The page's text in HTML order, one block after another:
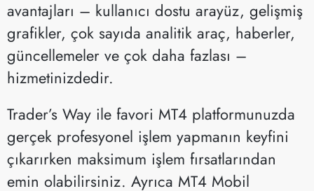
avantajları – kullanıcı dostu arayüz, gelişmiş
grafikler, çok sayıda analitik araç, haberler,
güncellemeler ve çok daha fazlası –
hizmetinizdedir.
Trader’s Way ile favori MT4 platformunuzda
gerçek profesyonel işlem yapmanın keyfini
çıkarırken maksimum işlem fırsatlarından
emin olabilirsiniz. Ayrıca MT4 Mobil